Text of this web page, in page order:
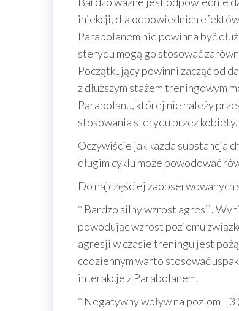
iniekcji, dla odpowiednich
Parabolanem nie powinna być
sterydu mogą go stosować
Początkujący powinni zacząć od
z dłuższym stażem treningowym
Parabolanu, której nie należy
stosowania sterydu przez kobiety.
Oczywiście jak każda substancja
długim cyklu może powodować
Do najczęściej zaobserwowanych
* Bardzo silny wzrost agresji.
powodując wzrost poziomu
agresji w czasie treningu jest
codziennym warto stosować
interakcje z Parabolanem.
* Negatywny wpływ na poziom